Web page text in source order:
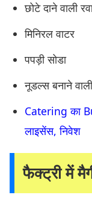
छोटे दाने वाली
मिनिरल वाटर
पपड़ी सोडा
नूडल्स बनाने
Catering का
लाइसेंस, निवेश
फैक्ट्री में